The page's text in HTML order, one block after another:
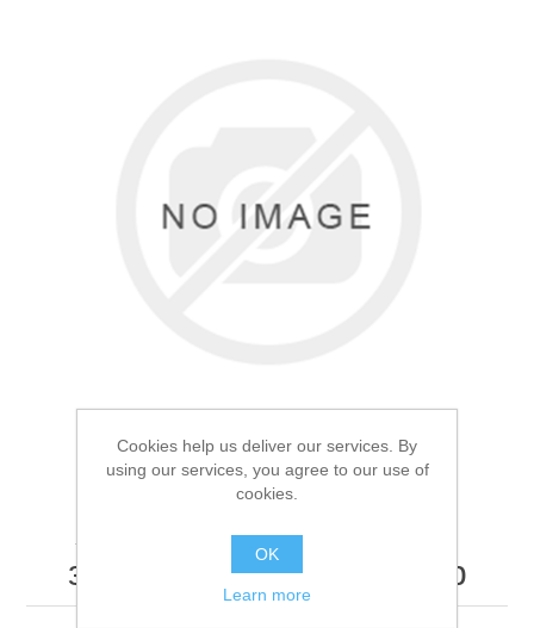
Аксессуары для лодок
Ящик с металлической
застёжкой Синий 1200р
Cookies help us deliver our services. By
using our services, you agree to our use of
cookies.
OK
Learn more